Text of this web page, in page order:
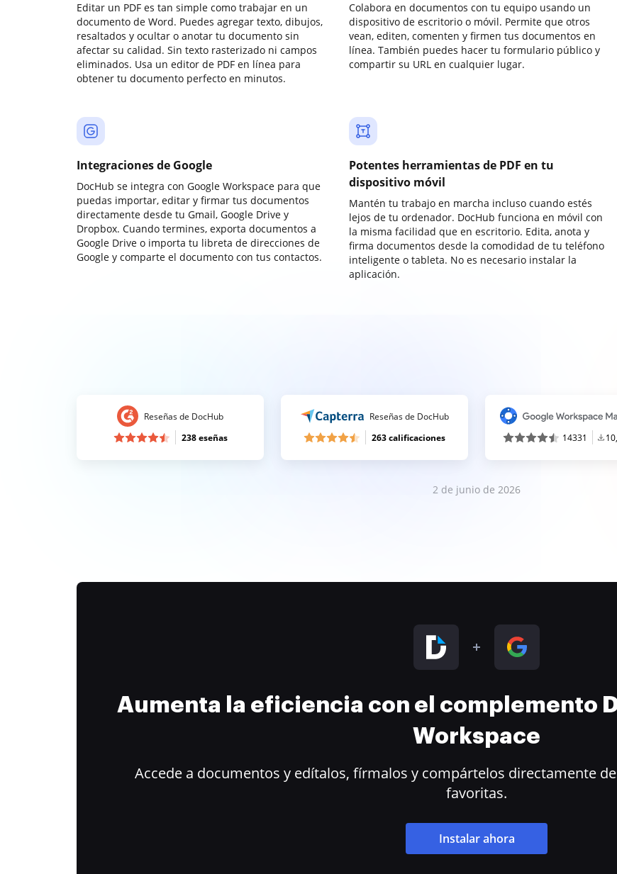
Editar un PDF es tan simple como trabajar en un
documento de Word. Puedes agregar texto, dibujos,
resaltados y ocultar o anotar tu documento sin
afectar su calidad. Sin texto rasterizado ni campos
eliminados. Usa un editor de PDF en línea para
obtener tu documento perfecto en minutos.
Colabora en documentos con tu equipo usando un
dispositivo de escritorio o móvil. Permite que otros
vean, editen, comenten y firmen tus documentos en
línea. También puedes hacer tu formulario público y
compartir su URL en cualquier lugar.
Integraciones de Google
DocHub se integra con Google Workspace para que
puedas importar, editar y firmar tus documentos
directamente desde tu Gmail, Google Drive y
Dropbox. Cuando termines, exporta documentos a
Google Drive o importa tu libreta de direcciones de
Google y comparte el documento con tus contactos.
Potentes herramientas de PDF en tu
dispositivo móvil
Mantén tu trabajo en marcha incluso cuando estés
lejos de tu ordenador. DocHub funciona en móvil con
la misma facilidad que en escritorio. Edita, anota y
firma documentos desde la comodidad de tu teléfono
inteligente o tableta. No es necesario instalar la
aplicación.
Reseñas de DocHub
238 eseñas
Reseñas de DocHub
263 calificaciones
14331
2 de junio de 2026
Aumenta la eficiencia con el complemento
Workspace
Accede a documentos y edítalos, fírmalos y compártelos directamente
favoritas.
Instalar ahora